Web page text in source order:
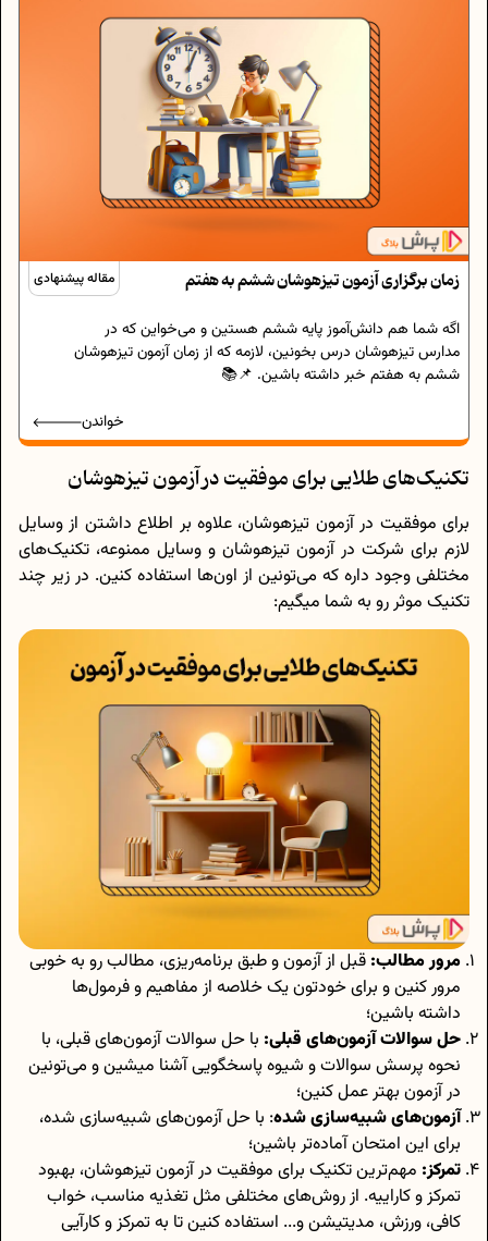
مقاله پیشنهادی زمان برگزاری آزمون تیزهوشان ششم به هفتم
اگه شما هم دانش‌آموز پایه ششم هستین و می‌خواین که در
مدارس تیزهوشان درس بخونین، لازمه که از زمان آزمون تیزهوشان
ششم به هفتم خبر داشته باشین. 📌📚
خواندن
تکنیک‌های طلایی برای موفقیت در آزمون تیزهوشان
برای موفقیت در آزمون تیزهوشان، علاوه بر اطلاع داشتن از وسایل
لازم برای شرکت در آزمون تیزهوشان و وسایل ممنوعه، تکنیک‌های
مختلفی وجود داره که می‌تونین از اون‌ها استفاده کنین. در زیر چند
تکنیک موثر رو به شما میگیم:
مرور مطالب: قبل از آزمون و طبق برنامه‌ریزی، مطالب رو به‌ خوبی
مرور کنین و برای خودتون یک خلاصه از مفاهیم و فرمول‌ها
داشته باشین؛
حل سوالات آزمون‌های قبلی: با حل سوالات آزمون‌های قبلی، با
نحوه پرسش سوالات و شیوه پاسخگویی آشنا میشین و می‌تونین
در آزمون بهتر عمل کنین؛
آزمون‌های شبیه‌سازی شده: با حل آزمون‌های شبیه‌سازی شده،
برای این امتحان آماده‌تر باشین؛
تمرکز: مهم‌ترین تکنیک برای موفقیت در آزمون تیزهوشان، بهبود
تمرکز و کاراییه. از روش‌های مختلفی مثل تغذیه مناسب، خواب
کافی، ورزش، مدیتیشن و... استفاده کنین تا به تمرکز و کارآیی